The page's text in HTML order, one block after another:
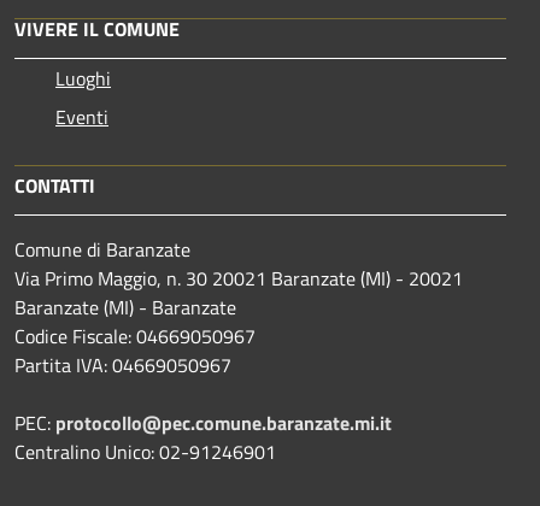
VIVERE IL COMUNE
Luoghi
Eventi
CONTATTI
Comune di Baranzate
Via Primo Maggio, n. 30 20021 Baranzate (MI) - 20021
Baranzate (MI) - Baranzate
Codice Fiscale: 04669050967
Partita IVA: 04669050967
PEC: protocollo@pec.comune.baranzate.mi.it
Centralino Unico: 02-91246901